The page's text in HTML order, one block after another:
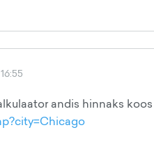
andis hinnaks koos